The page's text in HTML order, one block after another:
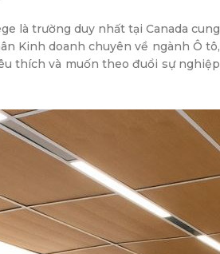
là trường duy nhất tại Canada cung
Kinh doanh chuyên về ngành Ô tô,
thích và muốn theo đuổi sự nghiệp